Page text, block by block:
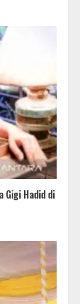
Gigi Hadid di